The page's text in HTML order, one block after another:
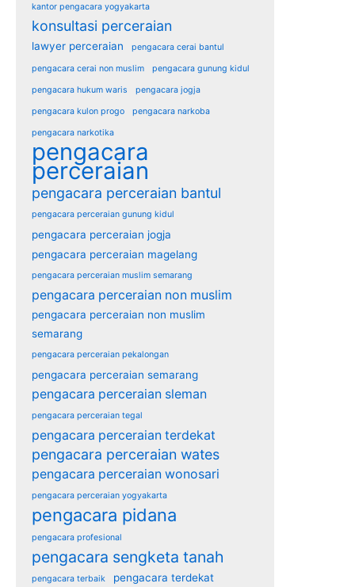
kantor pengacara yogyakarta
konsultasi perceraian
lawyer perceraian pengacara cerai bantul
pengacara cerai non muslim pengacara gunung kidul
pengacara hukum waris pengacara jogja
pengacara kulon progo pengacara narkoba
pengacara narkotika
pengacara
perceraian
pengacara perceraian bantul
pengacara perceraian gunung kidul
pengacara perceraian jogja
pengacara perceraian magelang
pengacara perceraian muslim semarang
pengacara perceraian non muslim
pengacara perceraian non muslim
semarang
pengacara perceraian pekalongan
pengacara perceraian semarang
pengacara perceraian sleman
pengacara perceraian tegal
pengacara perceraian terdekat
pengacara perceraian wates
pengacara perceraian wonosari
pengacara perceraian yogyakarta
pengacara pidana
pengacara profesional
pengacara sengketa tanah
pengacara terbaik pengacara terdekat